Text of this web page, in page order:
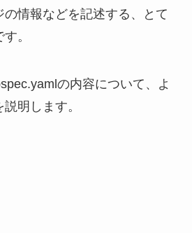
情報などを記述する、とて
。
の内容について、よ
明します。